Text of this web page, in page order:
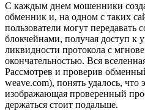
С каждым днем мошенники
обменник и, на одном с таких
пользователи могут
блокчейнами, получая доступ
ликвидности протокола с
окончательностью. Вся
Рассмотрев и проверив
weave.com), понять удалось, что
изображающая проверенный
держаться стоит подальше.